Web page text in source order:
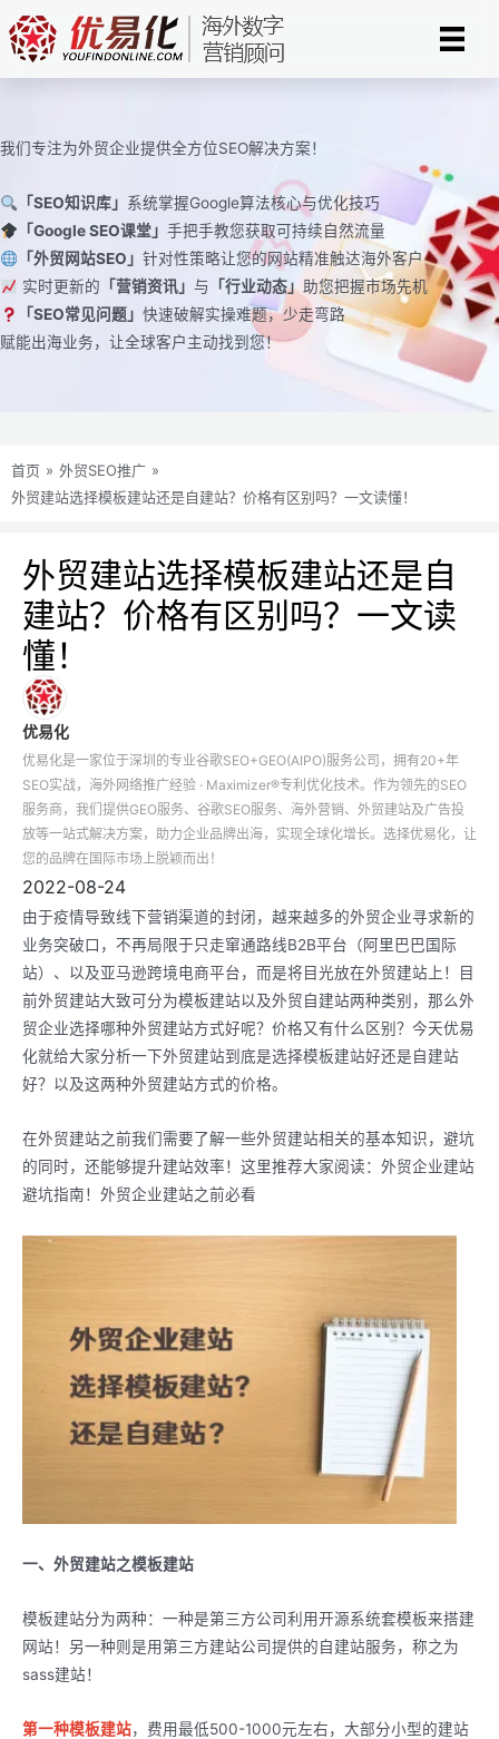
至
我们专注为外贸企业提供全方位SEO解决方案！
「SEO知识库」 系统掌握Google算法核心与优化技巧
「Google SEO课堂」 手把手教您获取可持续自然流量
「外贸网站SEO」 针对性策略让您的网站精准触达海外客户
实时更新的 「营销资讯」 与 「行业动态」 助您把握市场先机
「SEO常见问题」 快速破解实操难题，少走弯路
赋能出海业务，让全球客户主动找到您！
首页 » 外贸SEO推广 »
外贸建站选择模板建站还是自建站？价格有区别吗？一文读懂！
外贸建站选择模板建站还是自
建站？价格有区别吗？一文读
懂！
优易化
优易化是一家位于深圳的专业谷歌SEO+GEO(AIPO)服务公司，拥有20+年
SEO实战，海外网络推广经验 · Maximizer®专利优化技术。作为领先的SEO
服务商，我们提供GEO服务、谷歌SEO服务、海外营销、外贸建站及广告投
放等一站式解决方案，助力企业品牌出海，实现全球化增长。选择优易化，让
您的品牌在国际市场上脱颖而出！
2022-08-24
由于疫情导致线下营销渠道的封闭，越来越多的外贸企业寻求新的
业务突破口，不再局限于只走窜通路线B2B平台（阿里巴巴国际
站）、以及亚马逊跨境电商平台，而是将目光放在外贸建站上！目
前外贸建站大致可分为模板建站以及外贸自建站两种类别，那么外
贸企业选择哪种外贸建站方式好呢？价格又有什么区别？今天优易
化就给大家分析一下外贸建站到底是选择模板建站好还是自建站
好？以及这两种外贸建站方式的价格。
在外贸建站之前我们需要了解一些外贸建站相关的基本知识，避坑
的同时，还能够提升建站效率！这里推荐大家阅读：外贸企业建站
避坑指南！外贸企业建站之前必看
一、外贸建站之模板建站
模板建站分为两种：一种是第三方公司利用开源系统套模板来搭建
网站！另一种则是用第三方建站公司提供的自建站服务，称之为
sass建站！
第一种模板建站，费用最低500-1000元左右，大部分小型的建站